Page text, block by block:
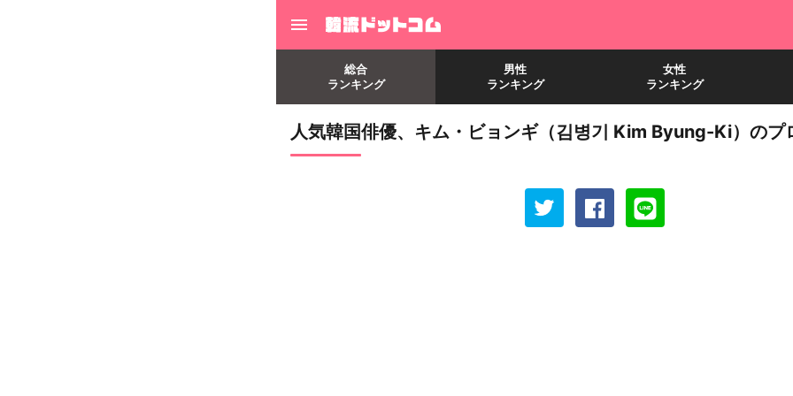
総合
ランキング
男性
ランキング
女性
ランキング
人気韓国俳優、キム・ビョンギ（김병기 Kim Byung-Ki）のプ